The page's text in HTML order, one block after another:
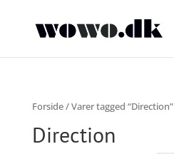
Forside/ Varer tagged “Direction”
Direction